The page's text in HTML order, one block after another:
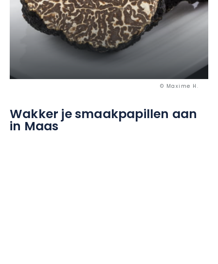
© Maxime H.
Wakker je smaakpapillen aan
in Maas